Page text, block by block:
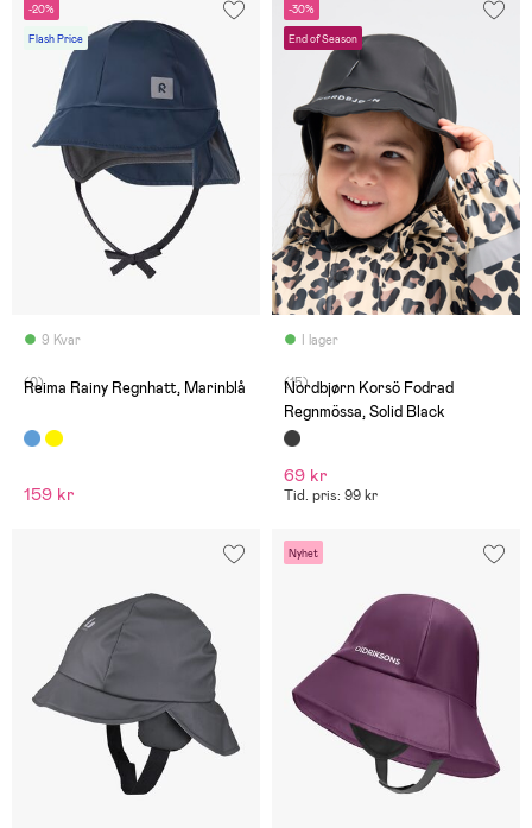
-20%
Flash Price
9 Kvar
(0)
Reima Rainy Regnhatt, Marinblå
159 kr
-30%
End of Season
I lager
(15)
Nordbjørn Korsö Fodrad
Regnmössa, Solid Black
69 kr
Tid. pris: 99 kr
Nyhet